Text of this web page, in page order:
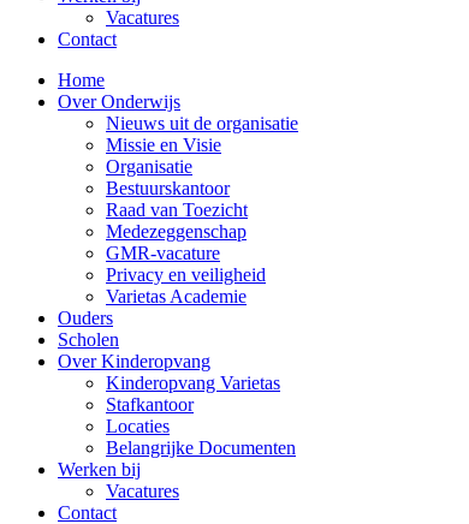
Vacatures
Contact
Home
Over Onderwijs
Nieuws uit de organisatie
Missie en Visie
Organisatie
Bestuurskantoor
Raad van Toezicht
Medezeggenschap
GMR-vacature
Privacy en veiligheid
Varietas Academie
Ouders
Scholen
Over Kinderopvang
Kinderopvang Varietas
Stafkantoor
Locaties
Belangrijke Documenten
Werken bij
Vacatures
Contact